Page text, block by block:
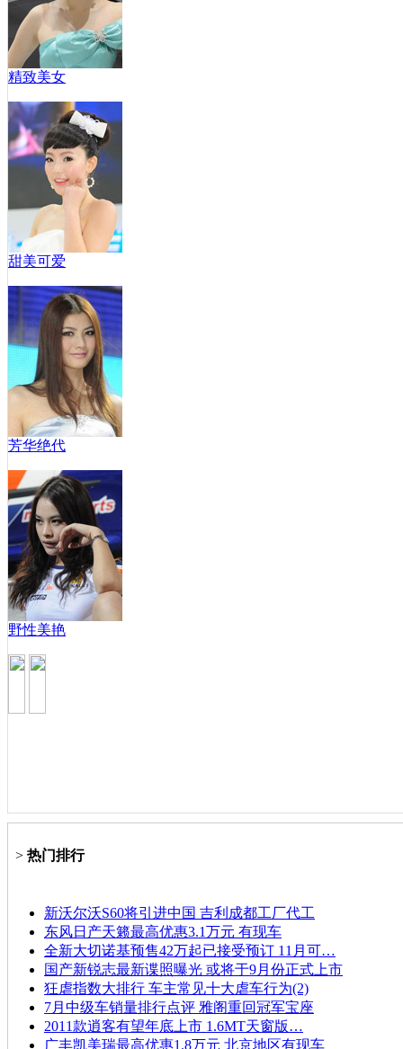
精致美女
甜美可爱
芳华绝代
野性美艳
> 热门排行
新沃尔沃S60将引进中国 吉利成都工厂代工
东风日产天籁最高优惠3.1万元 有现车
全新大切诺基预售42万起已接受预订 11月可…
国产新锐志最新谍照曝光 或将于9月份正式上市
狂虐指数大排行 车主常见十大虐车行为(2)
7月中级车销量排行点评 雅阁重回冠军宝座
2011款逍客有望年底上市 1.6MT天窗版…
广丰凯美瑞最高优惠1.8万元 北京地区有现车